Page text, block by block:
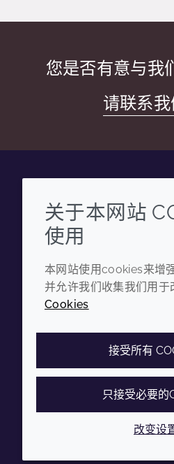
您是否有意与我
请联系我
WechatYouku
企业
年度报告
可持续发展报告
沪ICP备
关于本网站
使用
本网站使用cookies来增
并允许我们收集我们用于
Cookies
接受所有
只接受必要的
改变设